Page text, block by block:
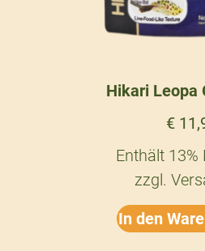
Hikari Leopa
€
Enthält 13%
zzgl.
In den